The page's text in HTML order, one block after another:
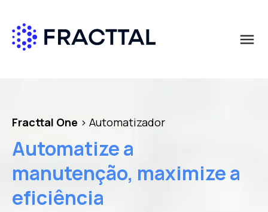
menu
Fracttal One > Automatizador
Automatize a
manutenção, maximize a
eficiência